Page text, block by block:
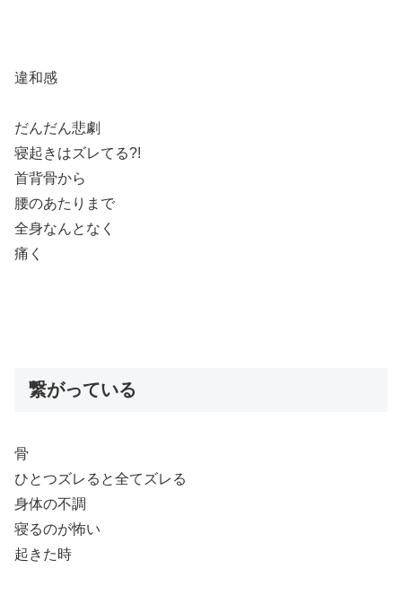
違和感
だんだん悲劇
寝起きはズレてる?!
首背骨から
腰のあたりまで
全身なんとなく
痛く
繋がっている
骨
ひとつズレると全てズレる
身体の不調
寝るのが怖い
起きた時